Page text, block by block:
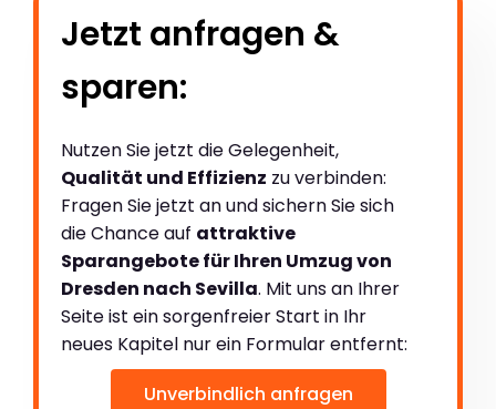
Jetzt anfragen &
sparen:
Nutzen Sie jetzt die Gelegenheit,
Qualität und Effizienz zu verbinden:
Fragen Sie jetzt an und sichern Sie sich
die Chance auf attraktive
Sparangebote für Ihren Umzug von
Dresden nach Sevilla. Mit uns an Ihrer
Seite ist ein sorgenfreier Start in Ihr
neues Kapitel nur ein Formular entfernt:
Unverbindlich anfragen